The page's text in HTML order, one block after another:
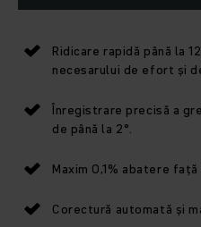
Ridicare rapidă până la
necesarului de efort și
Înregistrare precisă a
de până la 2°.
Maxim 0,1% abatere
Corectură automată și